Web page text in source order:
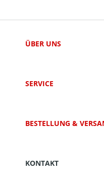
ÜBER UNS
SERVICE
BESTELLUNG &
KONTAKT